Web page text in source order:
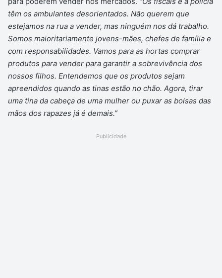
têm os ambulantes desorientados. Não querem que
estejamos na rua a vender, mas ninguém nos dá trabalho.
Somos maioritariamente jovens-mães, chefes de família e
com responsabilidades. Vamos para as hortas comprar
produtos para vender para garantir a sobrevivência dos
nossos filhos. Entendemos que os produtos sejam
apreendidos quando as tinas estão no chão. Agora, tirar
uma tina da cabeça de uma mulher ou puxar as bolsas das
mãos dos rapazes já é demais.”
Publicidade